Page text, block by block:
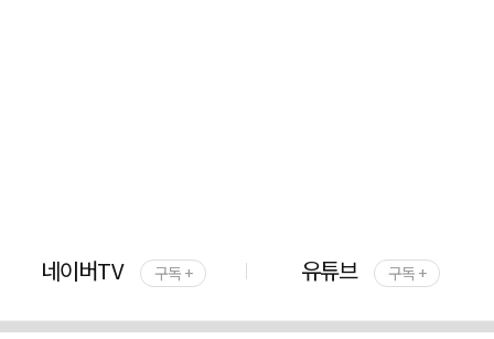
네이버TV 구독 + 유튜브 구독 +